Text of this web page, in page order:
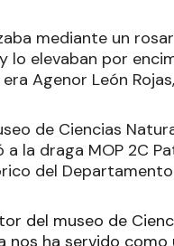
mediante un
lo elevaban por
Agenor León
de Ciencias
a la draga MOP 2C
del Departamento
del museo de
nos ha servido